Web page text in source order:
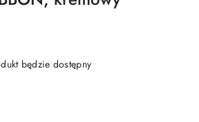
będzie dostępny